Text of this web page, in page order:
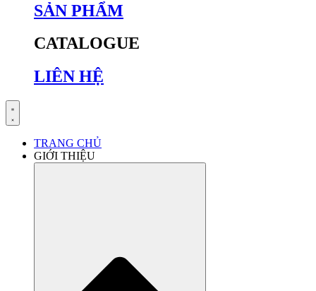
SẢN PHẨM
CATALOGUE
LIÊN HỆ
TRANG CHỦ
GIỚI THIỆU